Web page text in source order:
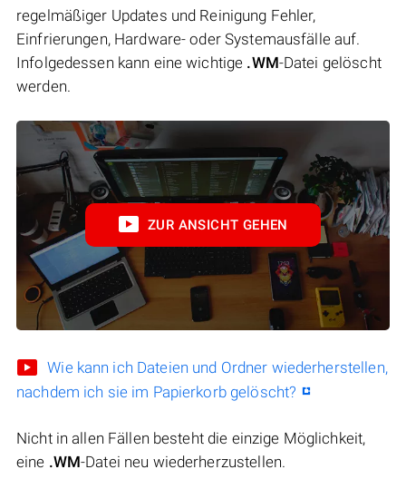
regelmäßiger Updates und Reinigung Fehler,
Einfrierungen, Hardware- oder Systemausfälle auf.
Infolgedessen kann eine wichtige .WM-Datei gelöscht
werden.
ZUR ANSICHT GEHEN
Wie kann ich Dateien und Ordner wiederherstellen,
nachdem ich sie im Papierkorb gelöscht?
Nicht in allen Fällen besteht die einzige Möglichkeit,
eine .WM-Datei neu wiederherzustellen.